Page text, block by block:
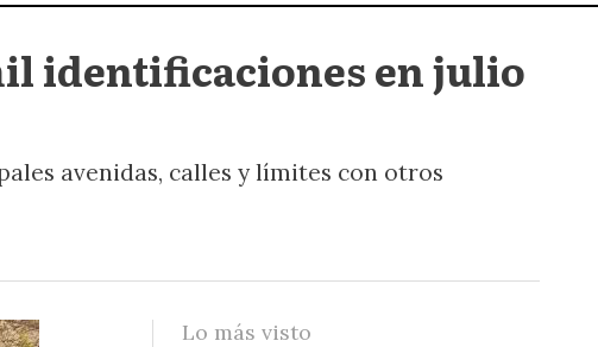
identificaciones en julio
avenidas, calles y límites con otros
Lo más visto